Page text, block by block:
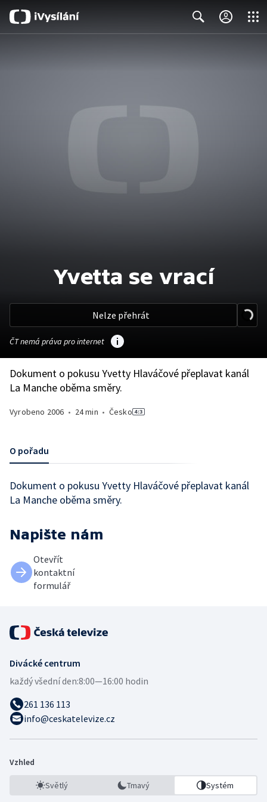
Yvetta se vrací
Nelze přehrát
ČT nemá práva pro internet
Dokument o pokusu Yvetty Hlaváčové přeplavat kanál
La Manche oběma směry.
Vyrobeno 2006 • 24 min • Česko
O pořadu
Dokument o pokusu Yvetty Hlaváčové přeplavat kanál
La Manche oběma směry.
Napište nám
Otevřít
kontaktní
formulář
Divácké centrum
každý všední den:8:00—16:00 hodin
261 136 113
info@ceskatelevize.cz
Vzhled
Světlý Tmavý Systém